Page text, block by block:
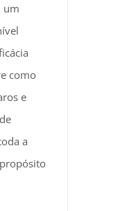
um
como
e
a